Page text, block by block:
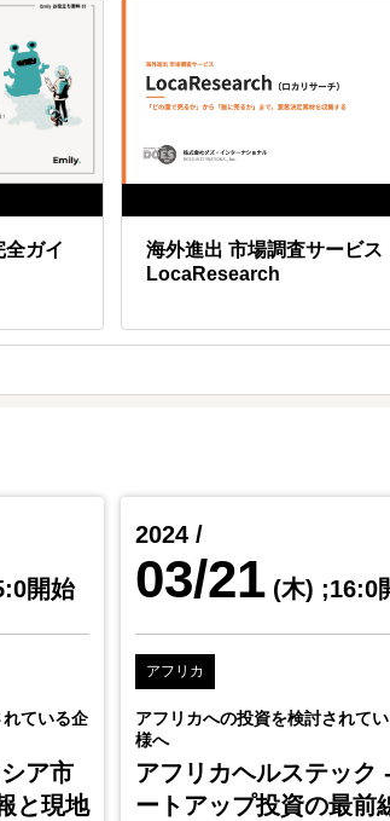
で、下記のプロセスを約3週間で実施致しました。
ガイ
海外進出 市場調査サービス
LocaResearch
開始
ている企
ア市
と現地
2024 /
03/21 (木) ;16:0
アフリカ
アフリカへの投資を検討されて
様へ
アフリカヘルステック
ートアップ投資の最前